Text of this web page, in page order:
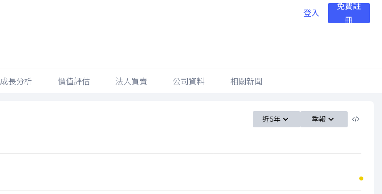
登入
免費註
冊
成長分析 價值評估 法人買賣 公司資料 相關新聞
近5年 季報